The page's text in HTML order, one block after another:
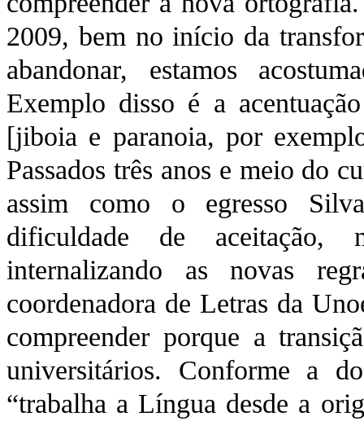
2009, bem no início da
abandonar, estamos
Exemplo disso é a
[jiboia e paranoia, por
Passados três anos e meio do
assim como o egresso
dificuldade de aceitação,
internalizando as novas
coordenadora de Letras da
compreender porque a
universitários. Conforme a
“trabalha a Língua desde a